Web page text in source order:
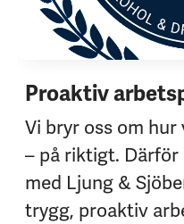
Proaktiv
Vi bryr oss om
– på riktigt. Därför
med Ljung &
trygg, proaktiv